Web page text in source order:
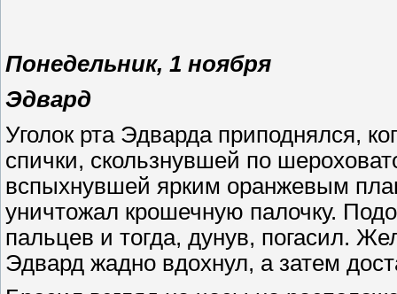
Понедельник, 1 ноября
Эдвард
Уголок рта Эдварда приподнялся,
спички, скользнувшей по
вспыхнувшей ярким оранжевым
уничтожал крошечную палочку.
пальцев и тогда, дунув, погасил.
Эдвард жадно вдохнул, а затем